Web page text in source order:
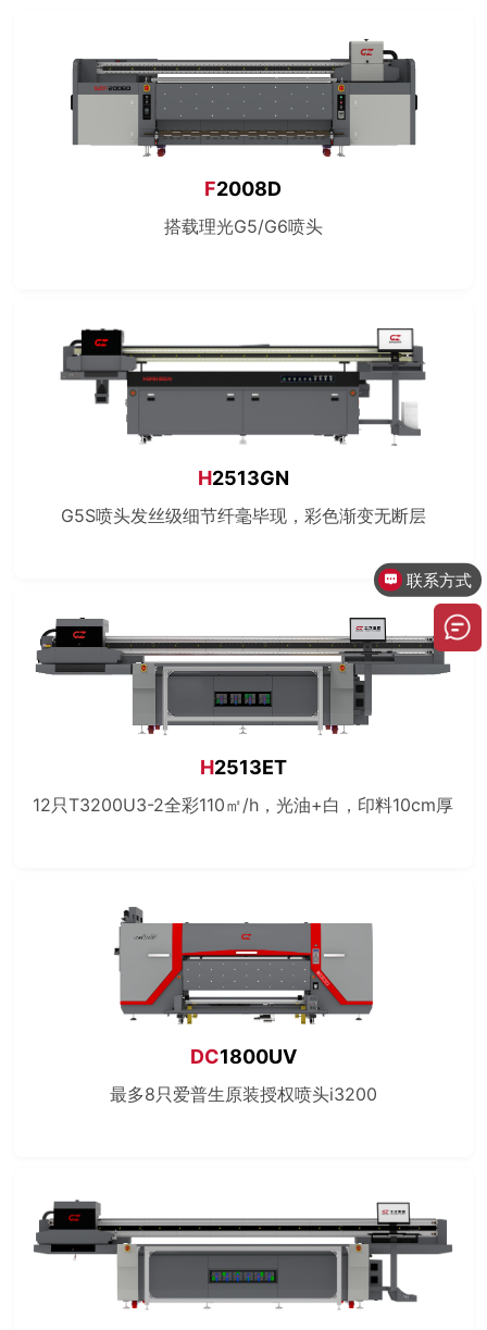
F2008D
搭载理光G5/G6喷头
H2513GN
G5S喷头发丝级细节纤毫毕现，彩色渐变无断层
H2513ET
12只T3200U3-2全彩110㎡/h，光油+白，印料10cm厚
DC1800UV
最多8只爱普生原装授权喷头i3200
联系方式